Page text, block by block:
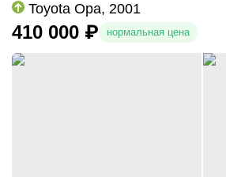
Toyota Opa, 2001
410 000 ₽ нормальная цена